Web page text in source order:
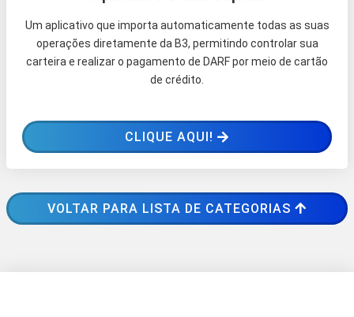
Um aplicativo que importa automaticamente todas as suas
operações diretamente da B3, permitindo controlar sua
carteira e realizar o pagamento de DARF por meio de cartão
de crédito.
CLIQUE AQUI!
VOLTAR PARA LISTA DE CATEGORIAS